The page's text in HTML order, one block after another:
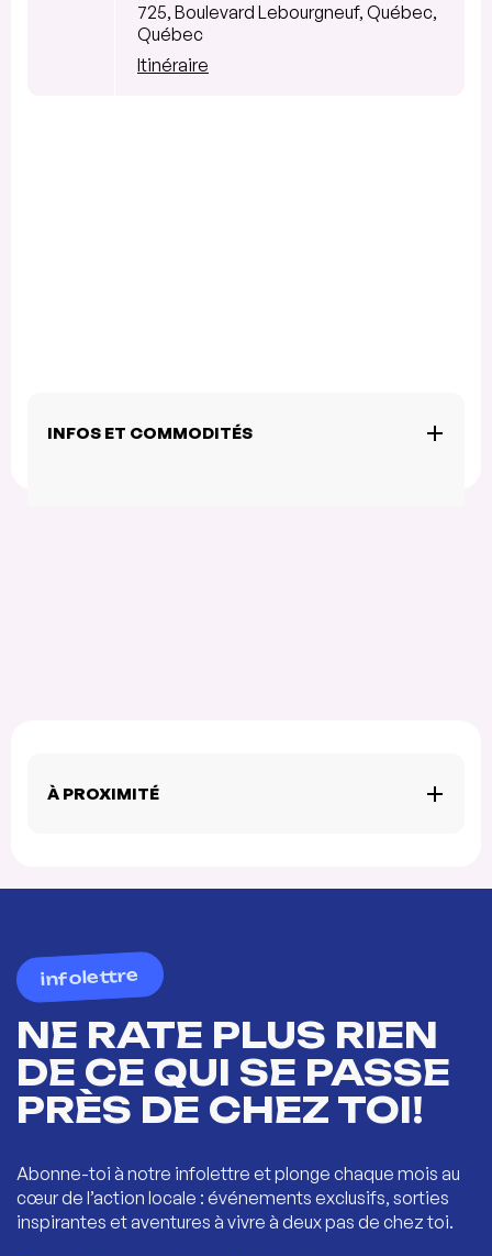
725, Boulevard Lebourgneuf, Québec,
Québec
Itinéraire
INFOS ET COMMODITÉS
À PROXIMITÉ
infolettre
NE RATE PLUS RIEN
DE CE QUI SE PASSE
PRÈS DE CHEZ TOI!
Abonne-toi à notre infolettre et plonge chaque mois au
cœur de l’action locale : événements exclusifs, sorties
inspirantes et aventures à vivre à deux pas de chez toi.